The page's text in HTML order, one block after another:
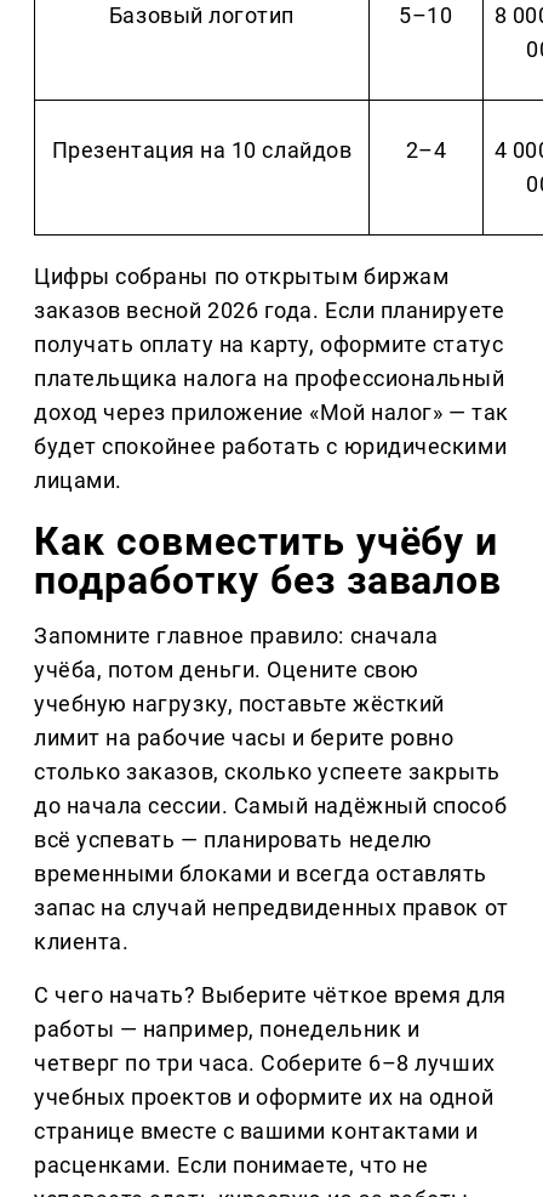
Базовый логотип 5–10
8
Презентация на 10 слайдов 2–4
4
Цифры собраны по открытым биржам
заказов весной 2026 года. Если планируете
получать оплату на карту, оформите статус
плательщика налога на профессиональный
доход через приложение «Мой налог» — так
будет спокойнее работать с юридическими
лицами.
Как совместить учёбу и
подработку без завалов
Запомните главное правило: сначала
учёба, потом деньги. Оцените свою
учебную нагрузку, поставьте жёсткий
лимит на рабочие часы и берите ровно
столько заказов, сколько успеете закрыть
до начала сессии. Самый надёжный способ
всё успевать — планировать неделю
временными блоками и всегда оставлять
запас на случай непредвиденных правок от
клиента.
С чего начать? Выберите чёткое время для
работы — например, понедельник и
четверг по три часа. Соберите 6–8 лучших
учебных проектов и оформите их на одной
странице вместе с вашими контактами и
расценками. Если понимаете, что не